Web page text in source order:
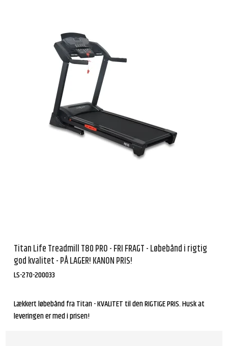
Titan Life Treadmill T80 PRO - FRI FRAGT - Løbebånd i rigtig
god kvalitet - PÅ LAGER! KANON PRIS!
LS-270-200033
Lækkert løbebånd fra Titan - KVALITET til den RIGTIGE PRIS. Husk at
leveringen er med i prisen!